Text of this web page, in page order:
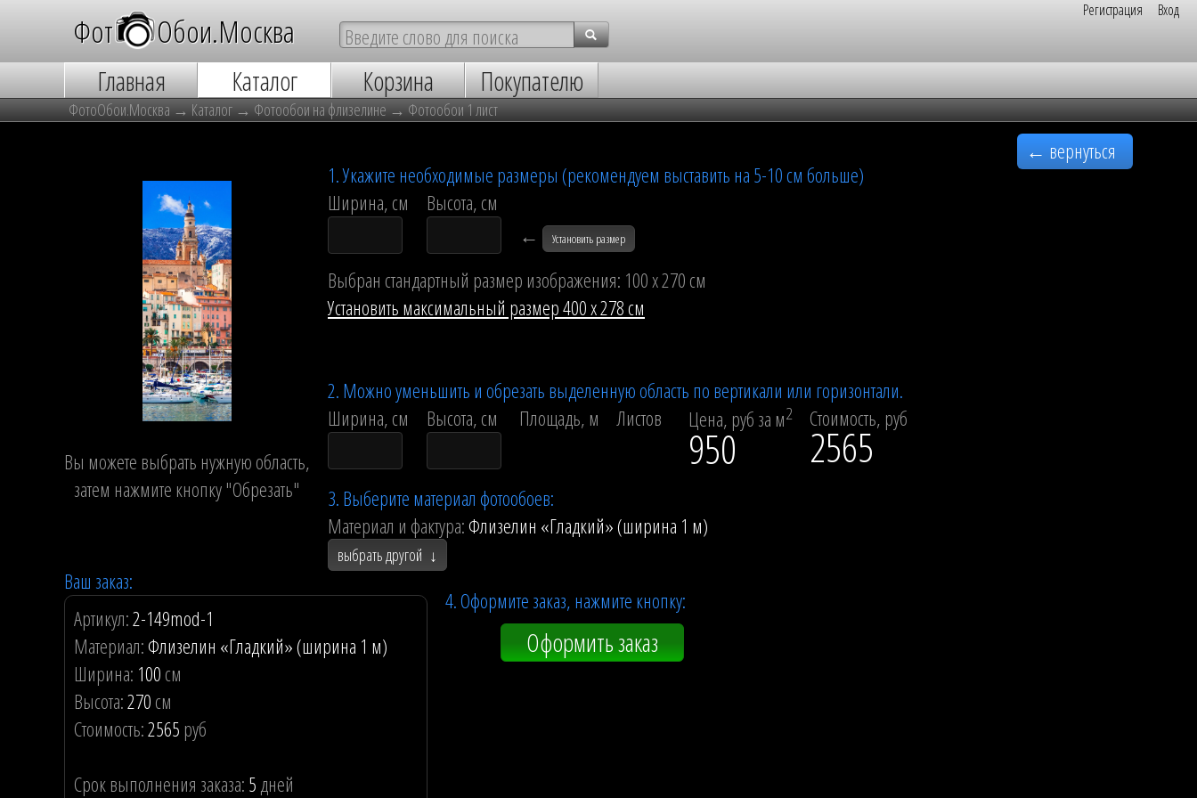
Фот о Обои.Москва
Регистрация Вход
Главная Каталог Корзина Покупателю
ФотоОбои.Москва→Каталог→Фотообои на флизелине→Фотообои 1 лист
← вернуться
Вы можете выбрать нужную область,
затем нажмите кнопку "Обрезать"
1. Укажите необходимые размеры (рекомендуем выставить на 5-10 см больше)
Ширина, см
Высота, см
←
Установить размер
Выбран стандартный размер изображения: 100 x 270 см
Установить максимальный размер 400 x 278 см
2. Можно уменьшить и обрезать выделенную область по вертикали или горизонтали.
Ширина, см
Высота, см Площадь, м Листов Цена, руб за м2
950
Стоимость, руб
2565
3. Выберите материал фотообоев:
Материал и фактура:Флизелин «Гладкий» (ширина 1 м)
выбрать другой ↓
Ваш заказ:
Артикул:2-149mod-1
Материал:Флизелин «Гладкий» (ширина 1 м)
Ширина: 100см
Высота:270см
Стоимость:2565 руб
Срок выполнения заказа:5дней
4. Оформите заказ, нажмите кнопку:
Оформить заказ